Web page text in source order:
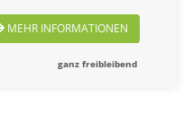
MEHR INFORMATIONEN
ganz freibleibend